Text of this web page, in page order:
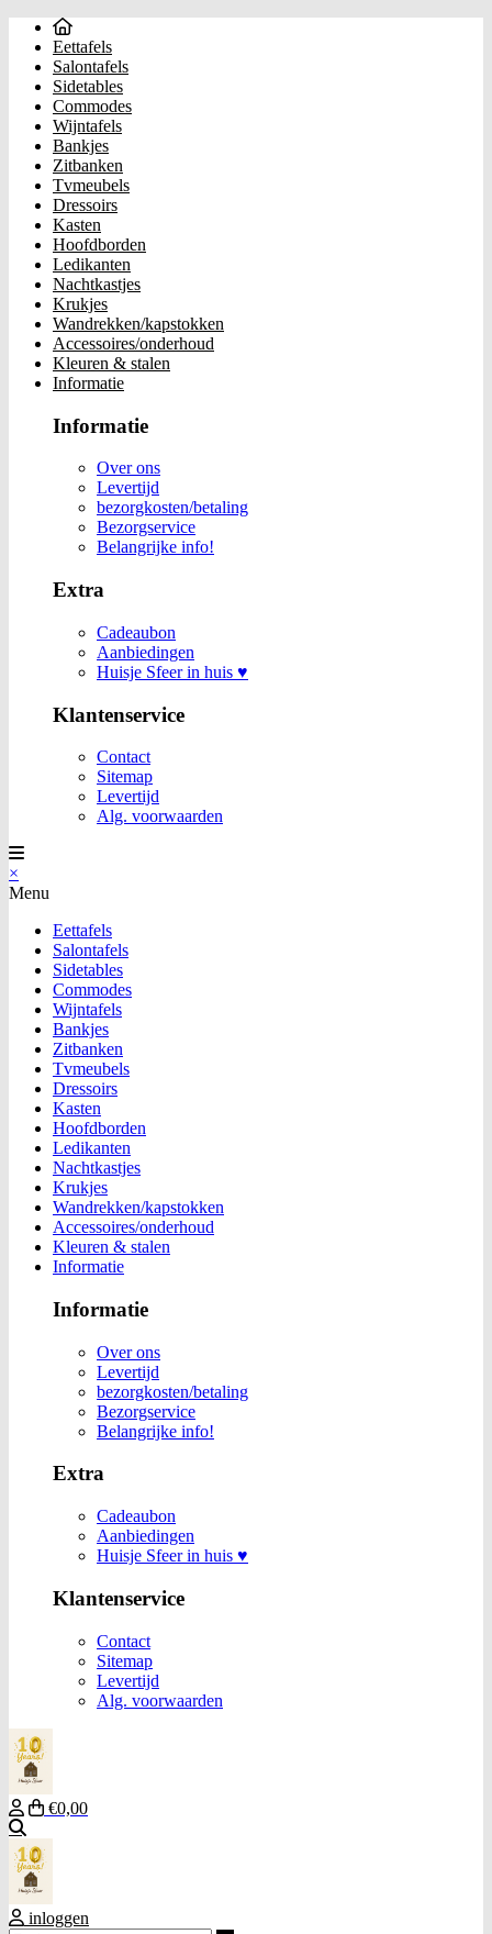
Eettafels
Salontafels
Sidetables
Commodes
Wijntafels
Bankjes
Zitbanken
Tvmeubels
Dressoirs
Kasten
Hoofdborden
Ledikanten
Nachtkastjes
Krukjes
Wandrekken/kapstokken
Accessoires/onderhoud
Kleuren & stalen
Informatie
Informatie
Over ons
Levertijd
bezorgkosten/betaling
Bezorgservice
Belangrijke info!
Extra
Cadeaubon
Aanbiedingen
Huisje Sfeer in huis ♥
Klantenservice
Contact
Sitemap
Levertijd
Alg. voorwaarden
×
Menu
Eettafels
Salontafels
Sidetables
Commodes
Wijntafels
Bankjes
Zitbanken
Tvmeubels
Dressoirs
Kasten
Hoofdborden
Ledikanten
Nachtkastjes
Krukjes
Wandrekken/kapstokken
Accessoires/onderhoud
Kleuren & stalen
Informatie
Informatie
Over ons
Levertijd
bezorgkosten/betaling
Bezorgservice
Belangrijke info!
Extra
Cadeaubon
Aanbiedingen
Huisje Sfeer in huis ♥
Klantenservice
Contact
Sitemap
Levertijd
Alg. voorwaarden
€0,00
inloggen